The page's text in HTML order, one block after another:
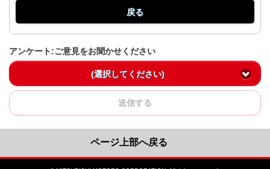
戻る
アンケート:ご意見をお聞かせください
(選択してください)
送信する
ページ上部へ戻る